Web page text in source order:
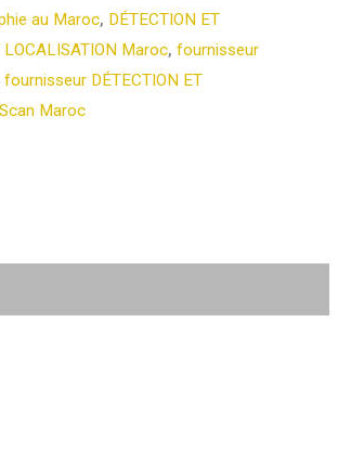
au Maroc, DÉTECTION ET
LOCALISATION Maroc,fournisseur
fournisseur DÉTECTION ET
Maroc